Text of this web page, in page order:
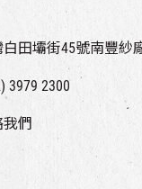
白田壩街45號南豐紗
3979 2300
們